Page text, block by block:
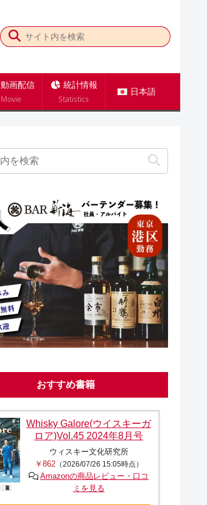
動画配信
Movie
統計情報
Statistics
日本語
おすすめ書籍
Whisky Galore(ウイスキーガ
ロア)Vol.45 2024年8月号
ウィスキー文化研究所
￥862（2026/07/26 15:05時点）
Amazonの商品レビュー・口コ
ミを見る